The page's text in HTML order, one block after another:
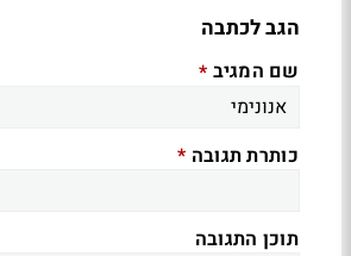
הגב לכתבה
שם המגיב *
כותרת תגובה *
תוכן התגובה